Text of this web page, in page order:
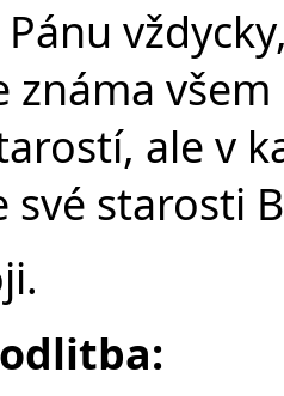
známa
ale v
své starosti